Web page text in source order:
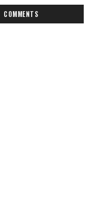
COMMENTS